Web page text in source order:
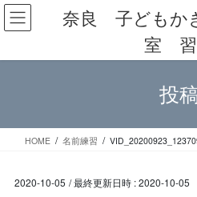
コ
ン
ン
キ
ナ
ビ
ー
に
奈良 子どもか
室
投
HOME 名前練習
2020-10-05 / 最終更新日時 :2020-10-05